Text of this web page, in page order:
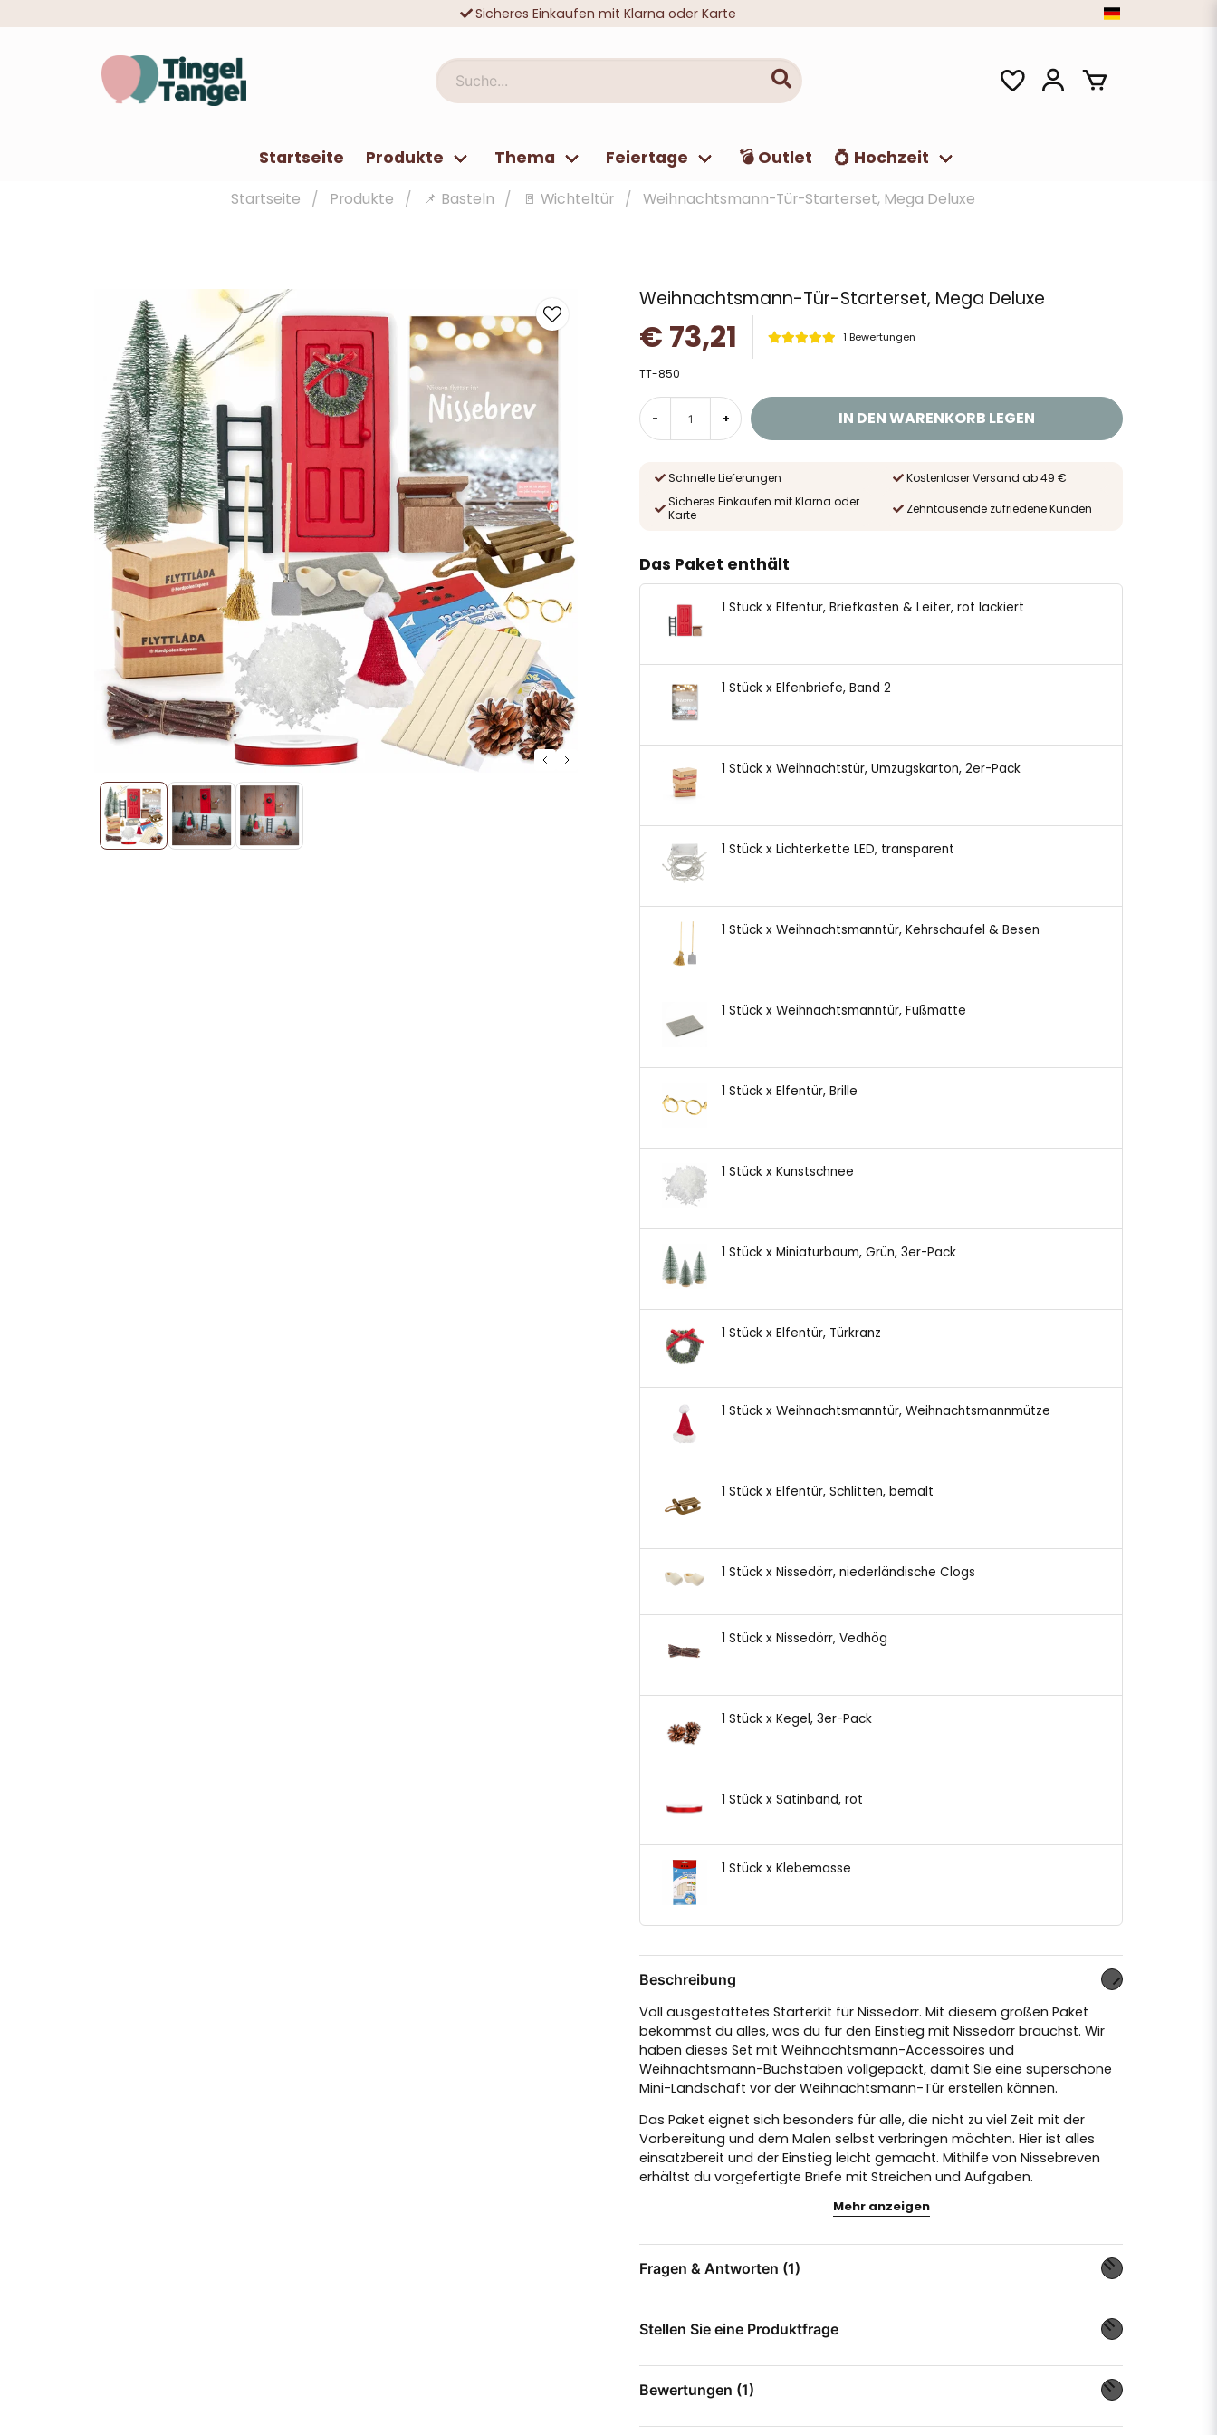
Sicheres Einkaufen mit Klarna oder Karte
Suche...
Startseite Produkte Thema Feiertage 💣 Outlet 💍 Hochzeit
Startseite Produkte 📌 Basteln 🚪 Wichteltür Weihnachtsmann-Tür-Starterset, Mega Deluxe
Weihnachtsmann-Tür-Starterset, Mega Deluxe
€ 73,21 1 Bewertungen
TT-850
- + IN DEN WARENKORB LEGEN
Schnelle Lieferungen
Kostenloser Versand ab 49 €
Sicheres Einkaufen mit Klarna oder
Karte
Zehntausende zufriedene Kunden
Das Paket enthält
1 Stück x Elfentür, Briefkasten & Leiter, rot lackiert
1 Stück x Elfenbriefe, Band 2
1 Stück x Weihnachtstür, Umzugskarton, 2er-Pack
1 Stück x Lichterkette LED, transparent
1 Stück x Weihnachtsmanntür, Kehrschaufel & Besen
1 Stück x Weihnachtsmanntür, Fußmatte
1 Stück x Elfentür, Brille
1 Stück x Kunstschnee
1 Stück x Miniaturbaum, Grün, 3er-Pack
1 Stück x Elfentür, Türkranz
1 Stück x Weihnachtsmanntür, Weihnachtsmannmütze
1 Stück x Elfentür, Schlitten, bemalt
1 Stück x Nissedörr, niederländische Clogs
1 Stück x Nissedörr, Vedhög
1 Stück x Kegel, 3er-Pack
1 Stück x Satinband, rot
1 Stück x Klebemasse
Beschreibung
Voll ausgestattetes Starterkit für Nissedörr. Mit diesem großen Paket
bekommst du alles, was du für den Einstieg mit Nissedörr brauchst. Wir
haben dieses Set mit Weihnachtsmann-Accessoires und
Weihnachtsmann-Buchstaben vollgepackt, damit Sie eine superschöne
Mini-Landschaft vor der Weihnachtsmann-Tür erstellen können.
Das Paket eignet sich besonders für alle, die nicht zu viel Zeit mit der
Vorbereitung und dem Malen selbst verbringen möchten. Hier ist alles
einsatzbereit und der Einstieg leicht gemacht. Mithilfe von Nissebreven
erhältst du vorgefertigte Briefe mit Streichen und Aufgaben.
Wenn du Nissedörr zum ersten Mal betrittst, ist dieses Paket perfekt.
Komplett mit 2 AA-Batterien für die Lichterkette.
Mehr anzeigen
Fragen & Antworten (1)
Alex fragtevor 2 Jahren
Das Geschäft antwortete
Stellen Sie eine Produktfrage
Stellen Sie uns eine Frage zu diesem Produkt ...
Bewertungen (1)